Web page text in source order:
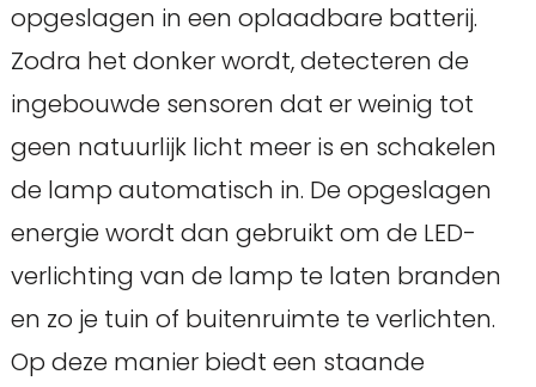
opgeslagen in een oplaadbare batterij.
Zodra het donker wordt, detecteren de
ingebouwde sensoren dat er weinig tot
geen natuurlijk licht meer is en schakelen
de lamp automatisch in. De opgeslagen
energie wordt dan gebruikt om de LED-
verlichting van de lamp te laten branden
en zo je tuin of buitenruimte te verlichten.
Op deze manier biedt een staande